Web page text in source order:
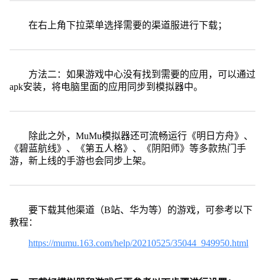
在右上角下拉菜单选择需要的渠道服进行下载；
方法二：如果游戏中心没有找到需要的应用，可以通过
apk安装，将电脑里面的应用同步到模拟器中。
除此之外，MuMu模拟器还可流畅运行《明日方舟》、
《碧蓝航线》、《第五人格》、《阴阳师》等多款热门手
游，新上线的手游也会同步上架。
要下载其他渠道（B站、华为等）的游戏，可参考以下
教程：
https://mumu.163.com/help/20210525/35044_949950.html